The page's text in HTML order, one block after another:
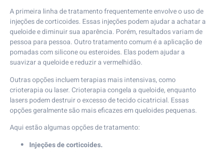
A primeira linha de tratamento frequentemente envolve o uso de
injeções de corticoides. Essas injeções podem ajudar a achatar a
queloide e diminuir sua aparência. Porém, resultados variam de
pessoa para pessoa. Outro tratamento comum é a aplicação de
pomadas com silicone ou esteroides. Elas podem ajudar a
suavizar a queloide e reduzir a vermelhidão.
Outras opções incluem terapias mais intensivas, como
crioterapia ou laser. Crioterapia congela a queloide, enquanto
lasers podem destruir o excesso de tecido cicatricial. Essas
opções geralmente são mais eficazes em queloides pequenas.
Aqui estão algumas opções de tratamento:
Injeções de corticoides.